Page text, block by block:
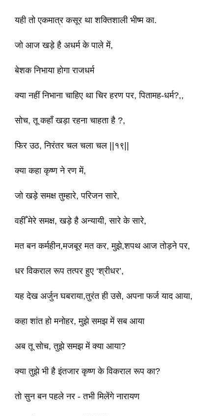
यही तो एकमात्र कसूर था शक्तिशाली भीष्म का.
जो आज खड़े है अधर्म के पाले में,
बेशक निभाया होगा राजधर्म
क्या नहीं निभाना चाहिए था चिर हरण पर, पितामह-धर्म?,,
सोच, तू कहाँ खड़ा रहना चाहता है ?,
फिर उठ, निरंतर चल चला चल ||१९||
क्या कहा कृष्ण ने रण में,
जो खड़े समक्ष तुम्हारे, परिजन सारे,
वहीँ मेरे समक्ष, खड़े है अन्यायी, सारे के सारे,
मत बन कर्महीन,मजबूर मत कर, मुझे,शपथ आज तोड़ने पर,
धर विकराल रूप तत्पर हुए ‘श्रीधर’,
यह देख अर्जुन घबराया,तुरंत ही उसे, अपना फर्ज याद आया,
कहा शांत हो मनोहर, मुझे समझ में सब आया
अब तू सोच, तुझे समझ में क्या आया?
क्या तुझे भी है इंतजार कृष्ण के विकराल रूप का?
तो सुन बन पहले नर - तभी मिलेंगे नारायण